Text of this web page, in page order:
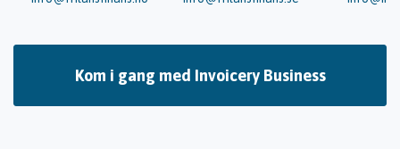
Kom i gang med Invoicery Business